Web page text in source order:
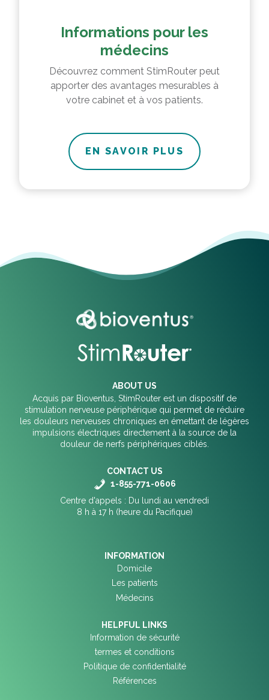
Informations pour les
médecins
Découvrez comment StimRouter peut
apporter des avantages mesurables à
votre cabinet et à vos patients.
EN SAVOIR PLUS
ABOUT US
Acquis par Bioventus, StimRouter est un dispositif de
stimulation nerveuse périphérique qui permet de réduire
les douleurs nerveuses chroniques en émettant de légères
impulsions électriques directement à la source de la
douleur de nerfs périphériques ciblés.
CONTACT US
1-855-771-0606
Centre d'appels : Du lundi au vendredi
8 h à 17 h (heure du Pacifique)
INFORMATION
Domicile
Les patients
Médecins
HELPFUL LINKS
Information de sécurité
termes et conditions
Politique de confidentialité
Références